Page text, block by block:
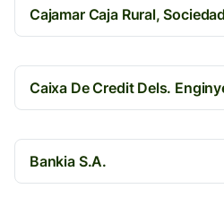
Cajamar Caja Rural,
Caixa De Credit Dels.
Bankia S.A.